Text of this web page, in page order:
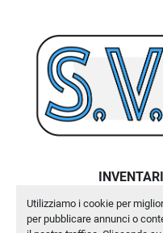
Utilizziamo i cookie per
per pubblicare annunci o
Machinio